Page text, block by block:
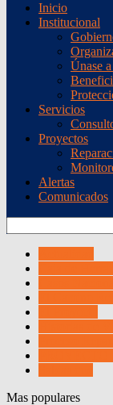
Inicio
Institucional
Únase
Servicios
Proyectos
Alertas
Comunicados
Mas populares